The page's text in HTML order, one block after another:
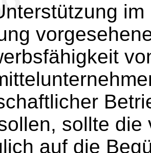
sollte die
auf die